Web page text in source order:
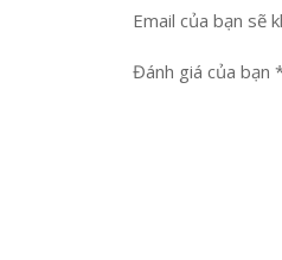
Email của bạn sẽ
Đánh giá của bạn